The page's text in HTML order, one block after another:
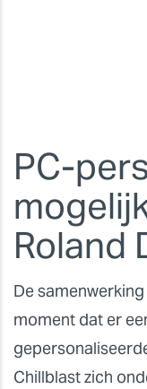
PC-
Roland
De
moment dat er
Chillblast zich